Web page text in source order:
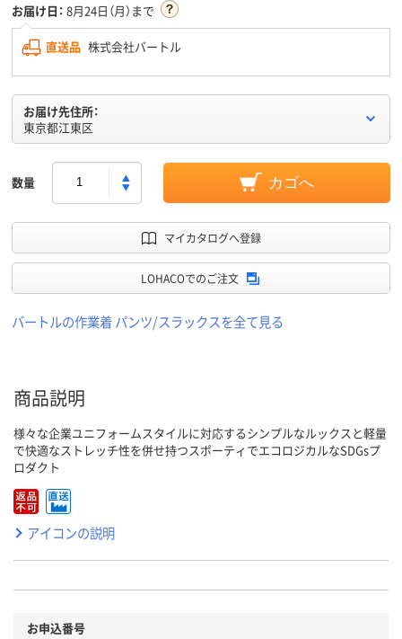
お届け日： 8月24日（月）まで
直送品 株式会社バートル
お届け先住所：
東京都江東区
数量 カゴへ
マイカタログへ登録
LOHACOでのご注文
バートルの作業着 パンツ/スラックスを全て見る
商品説明
様々な企業ユニフォームスタイルに対応するシンプルなルックスと軽量
で快適なストレッチ性を併せ持つスポーティでエコロジカルなSDGsプ
ロダクト
アイコンの説明
お申込番号